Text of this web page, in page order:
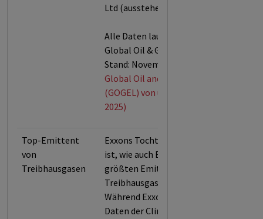
Ltd (ausstehende Aktien).
Alle Daten laut der urgewald
Global Oil & Gas Exit List (GOGEL,
Stand: November 2025).
Global Oil and Gas Exit List
(GOGEL) von urgewald (Stand: Nov.
2025)
Top-Emittent
von
Treibhausgasen
Exxons Tochter Imperial Oil Ltd
ist, wie auch Exxon selbst, einer der
größten Emittenten von
Treibhausgasen weltweit.
Während Exxon sich nach den
Daten der Climate Action 100+